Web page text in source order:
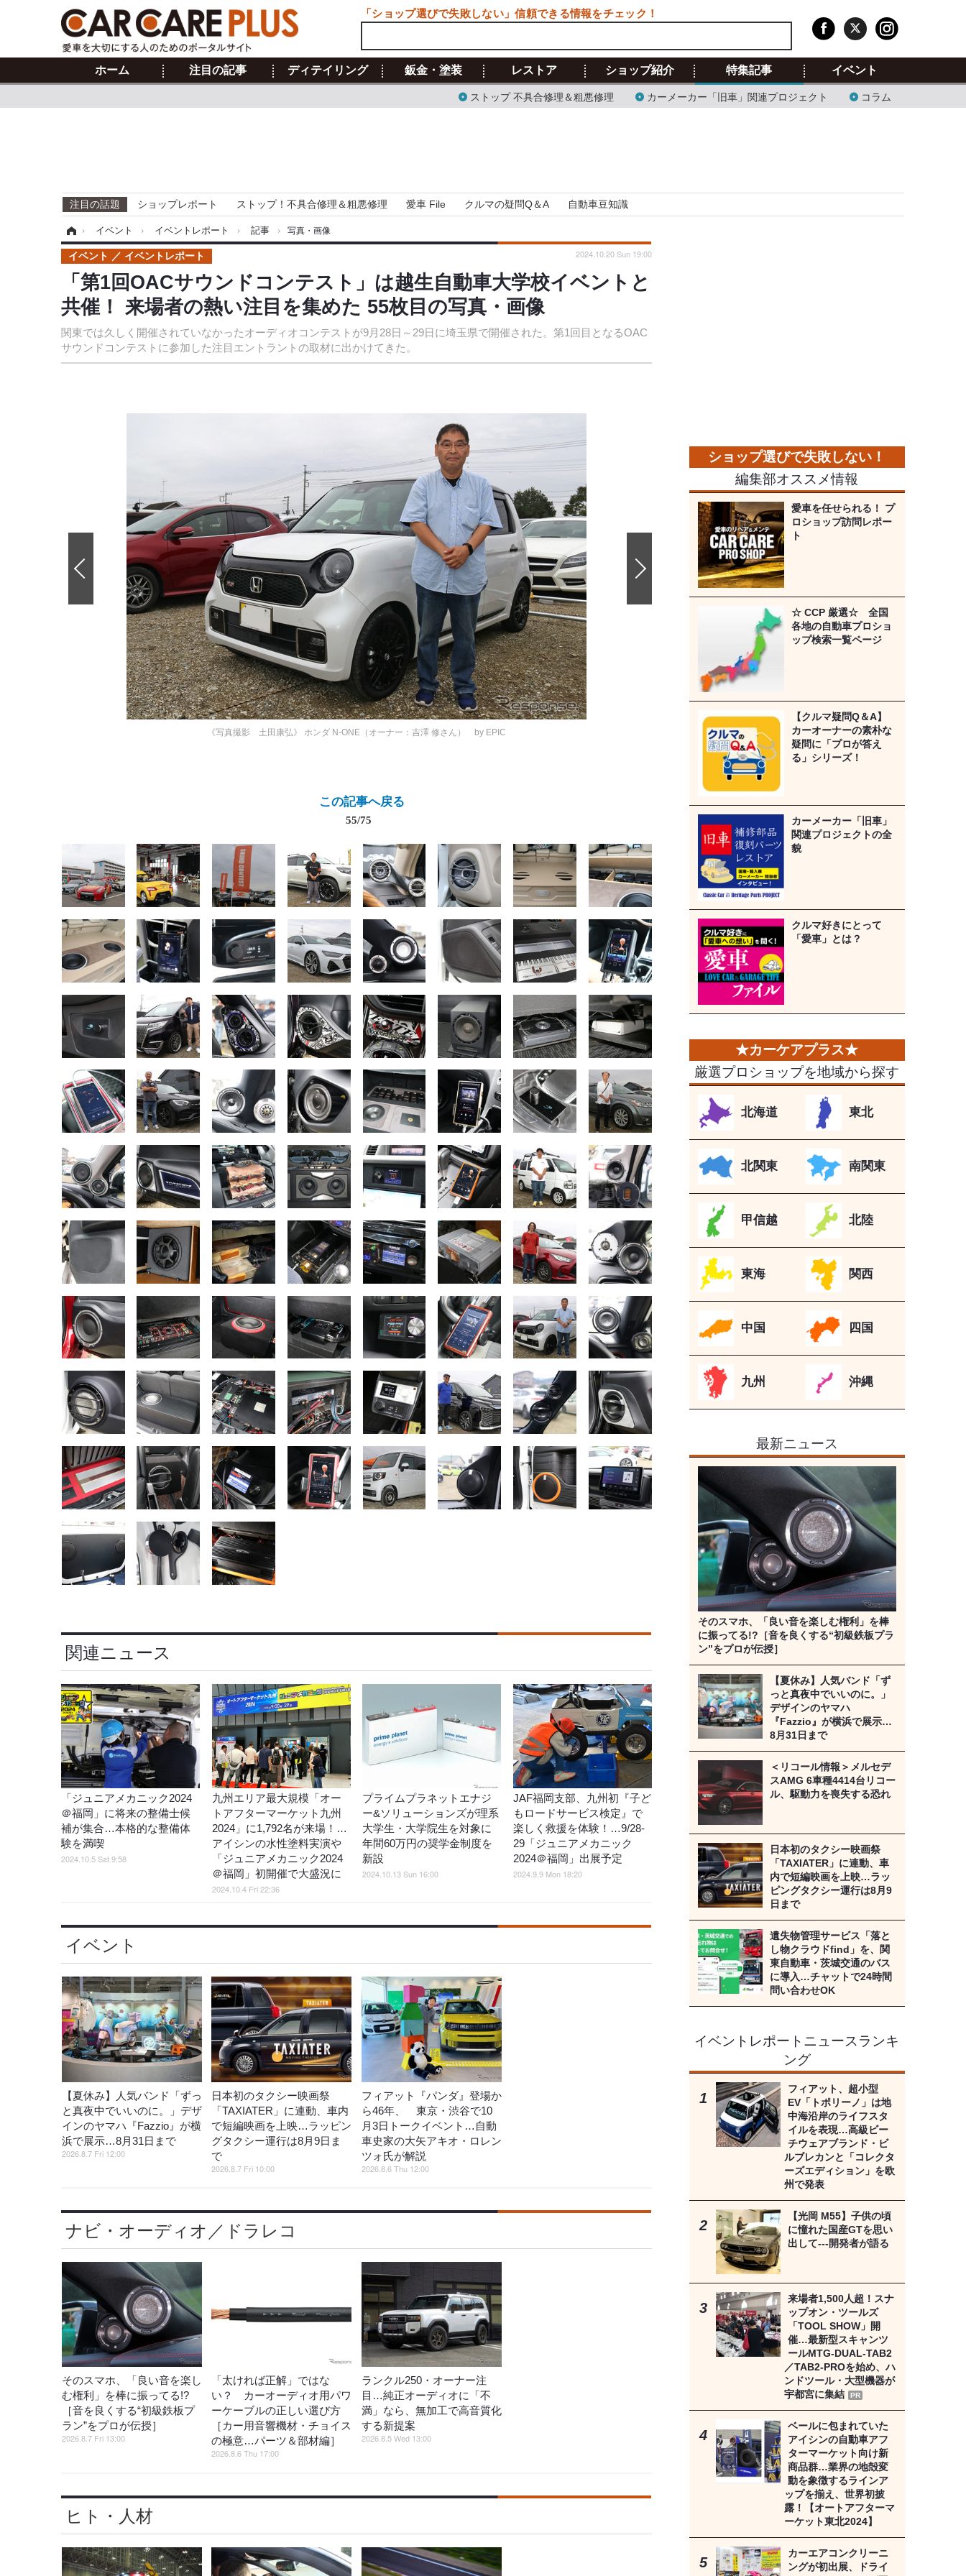
ホーム 注目の記事 ディテイリング 鈑金・塗装 レストア ショップ紹介 特集記事
ストップ 不具合修理＆粗悪修理 カーメーカー「旧車」関連プロジェクト コラム
イベント
注目の話題 ショップレポート ストップ！不具合修理＆粗悪修理 愛車 File クルマの疑問Q＆A 自動車豆知識
› イベント › イベントレポート › 記事 › 写真・画像
「第1回OACサウンドコンテスト」は越生自動車大学校イベントと
共催！ 来場者の熱い注目を集めた 55枚目の写真・画像
関東では久しく開催されていなかったオーディオコンテストが9月28日～29日に埼玉県で開催された。第1回目となるOAC
サウンドコンテストに参加した注目エントラントの取材に出かけてきた。
イベント イベントレポート 2024.10.20 Sun 19:00
《写真撮影 土田康弘》 ホンダ N-ONE（オーナー：吉澤 修さん） by EPIC
この記事へ戻る
55/75
関連ニュース
「ジュニアメカニック2024
＠福岡」に将来の整備士候
補が集合…本格的な整備体
験を満喫
2024.10.5 Sat 9:58
九州エリア最大規模「オー
トアフターマーケット九州
2024」に1,792名が来場！…
アイシンの水性塗料実演や
「ジュニアメカニック2024
＠福岡」初開催で大盛況に
2024.10.4 Fri 22:36
プライムプラネットエナジ
ー&ソリューションズが理系
大学生・大学院生を対象に
年間60万円の奨学金制度を
新設
2024.10.13 Sun 16:00
JAF福岡支部、九州初『子ど
もロードサービス検定』で
楽しく救援を体験！…9/28-
29「ジュニアメカニック
2024＠福岡」出展予定
2024.9.9 Mon 18:20
イベント
【夏休み】人気バンド「ずっ
と真夜中でいいのに。」デザ
インのヤマハ『Fazzio』が横
浜で展示…8月31日まで
2026.8.7 Fri 12:00
日本初のタクシー映画祭
「TAXIATER」に連動、車内
で短編映画を上映…ラッピン
グタクシー運行は8月9日ま
で
2026.8.7 Fri 10:00
フィアット『パンダ』登場か
ら46年、 東京・渋谷で10
月3日トークイベント…自動
車史家の大矢アキオ・ロレン
ツォ氏が解説
2026.8.6 Thu 12:00
ナビ・オーディオ／ドラレコ
そのスマホ、「良い音を楽し
む権利」を棒に振ってる!?
［音を良くする“初級鉄板プ
ラン”をプロが伝授］
2026.8.7 Fri 13:00
「太ければ正解」ではな
い？ カーオーディオ用パワ
ーケーブルの正しい選び方
［カー用音響機材・チョイス
の極意…パーツ＆部材編］
2026.8.6 Thu 17:00
ランクル250・オーナー注
目…純正オーディオに「不
満」なら、無加工で高音質化
する新提案
2026.8.5 Wed 13:00
ヒト・人材
編集部オススメ情報
愛車を任せられる！ プ
ロショップ訪問レポー
ト
☆ CCP 厳選☆ 全国
各地の自動車プロショ
ップ検索一覧ページ
【クルマ疑問Q＆A】
カーオーナーの素朴な
疑問に「プロが答え
る」シリーズ！
カーメーカー「旧車」
関連プロジェクトの全
貌
クルマ好きにとって
「愛車」とは？
厳選プロショップを地域から探す
北海道 東北
北関東 南関東
甲信越 北陸
東海 関西
中国 四国
九州 沖縄
最新ニュース
そのスマホ、「良い音を楽しむ権利」を棒
に振ってる!?［音を良くする“初級鉄板プラ
ン”をプロが伝授］
【夏休み】人気バンド「ず
っと真夜中でいいのに。」
デザインのヤマハ
『Fazzio』が横浜で展示…
8月31日まで
＜リコール情報＞メルセデ
スAMG 6車種4414台リコー
ル、駆動力を喪失する恐れ
日本初のタクシー映画祭
「TAXIATER」に連動、車
内で短編映画を上映…ラッ
ピングタクシー運行は8月9
日まで
遺失物管理サービス「落と
し物クラウドfind」を、関
東自動車・茨城交通のバス
に導入…チャットで24時間
問い合わせOK
イベントレポートニュースランキ
ング
フィアット、超小型
EV「トポリーノ」は地
中海沿岸のライフスタ
イルを表現…高級ビー
チウェアブランド・ビ
ルブレカンと「コレクタ
ーズエディション」を欧
州で発表
【光岡 M55】子供の頃
に憧れた国産GTを思い
出して---開発者が語る
来場者1,500人超！スナ
ップオン・ツールズ
「TOOL SHOW」開
催…最新型スキャンツ
ールMTG-DUAL-TAB2
／TAB2-PROを始め、ハ
ンドツール・大型機器が
宇都宮に集結
PR
ベールに包まれていた
アイシンの自動車アフ
ターマーケット向け新
商品群…業界の地殻変
動を象徴するラインア
ップを揃え、世界初披
露！【オートアフターマ
ーケット東北2024】
カーエアコンクリーニ
ングが初出展、ドライ
「ショップ選びで失敗しない」信頼できる情報をチェック！